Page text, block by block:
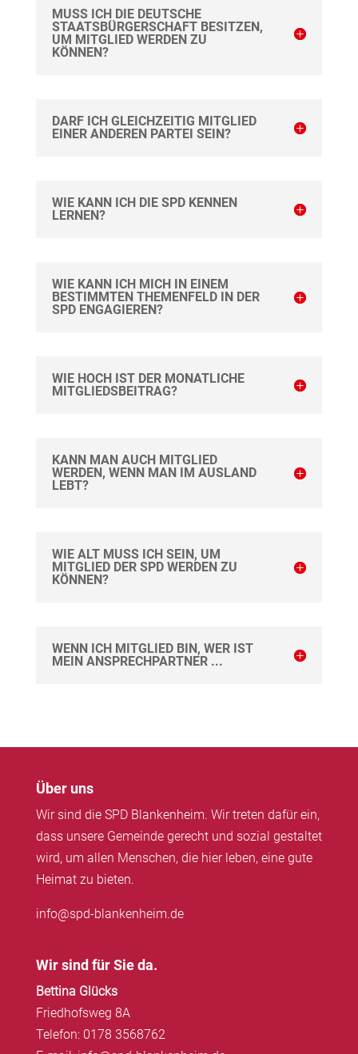
MUSS ICH DIE DEUTSCHE
STAATSBÜRGERSCHAFT BESITZEN,
UM MITGLIED WERDEN ZU
KÖNNEN?
DARF ICH GLEICHZEITIG MITGLIED
EINER ANDEREN PARTEI SEIN?
WIE KANN ICH DIE SPD KENNEN
LERNEN?
WIE KANN ICH MICH IN EINEM
BESTIMMTEN THEMENFELD IN DER
SPD ENGAGIEREN?
WIE HOCH IST DER MONATLICHE
MITGLIEDSBEITRAG?
KANN MAN AUCH MITGLIED
WERDEN, WENN MAN IM AUSLAND
LEBT?
WIE ALT MUSS ICH SEIN, UM
MITGLIED DER SPD WERDEN ZU
KÖNNEN?
WENN ICH MITGLIED BIN, WER IST
MEIN ANSPRECHPARTNER ...
Über uns
Wir sind die SPD Blankenheim. Wir treten dafür ein,
dass unsere Gemeinde gerecht und sozial gestaltet
wird, um allen Menschen, die hier leben, eine gute
Heimat zu bieten.
info@spd-blankenheim.de
Wir sind für Sie da.
Bettina Glücks
Friedhofsweg 8A
Telefon: 0178 3568762